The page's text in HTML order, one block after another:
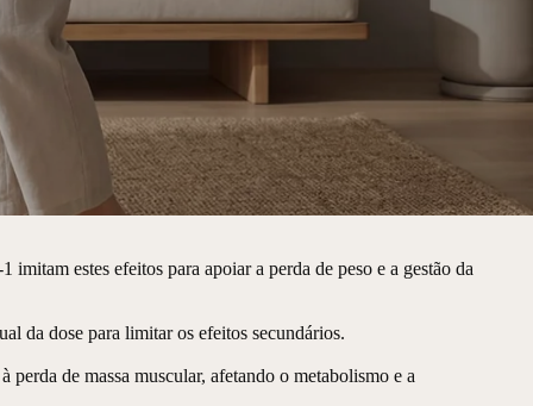
estes efeitos para apoiar a perda de peso e a gestão da
da dose para limitar os efeitos secundários.
de massa muscular, afetando o metabolismo e a